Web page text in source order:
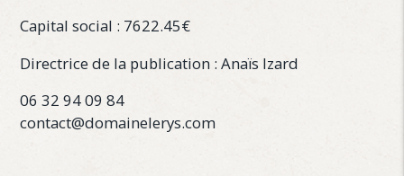
Capital social : 7622.45€
Directrice de la publication : Anaïs Izard
06 32 94 09 84
contact@domainelerys.com